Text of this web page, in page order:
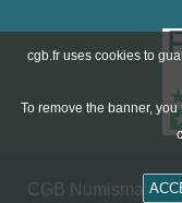
CGB Numismatik
cgb.fr uses cookies to
To remove the banner,